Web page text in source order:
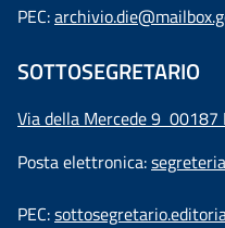
PEC:
SOTTOSEGRETARIO
Via della Mercede 9 00187
Posta elettronica:
PEC: